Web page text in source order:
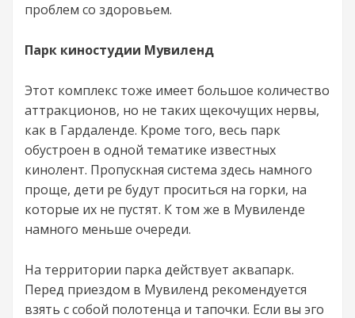
проблем со здоровьем.
Парк киностудии Мувиленд
Этот комплекс тоже имеет большое количество
аттракционов, но не таких щекочущих нервы,
как в Гардаленде. Кроме того, весь парк
обустроен в одной тематике известных
кинолент. Пропускная система здесь намного
проще, дети ре будут проситься на горки, на
которые их не пустят. К том же в Мувиленде
намного меньше очереди.
На территории парка действует аквапарк.
Перед приездом в Мувиленд рекомендуется
взять с собой полотенца и тапочки. Если вы эго